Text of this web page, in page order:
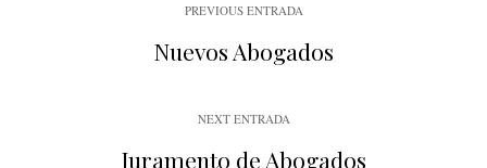
PREVIOUS ENTRADA
Nuevos Abogados
NEXT ENTRADA
Juramento de Abogados